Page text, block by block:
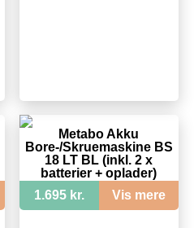
Metabo Akku
Bore-/Skruemaskine BS
18 LT BL (inkl. 2 x
batterier + oplader)
1.695 kr.
Vis mere